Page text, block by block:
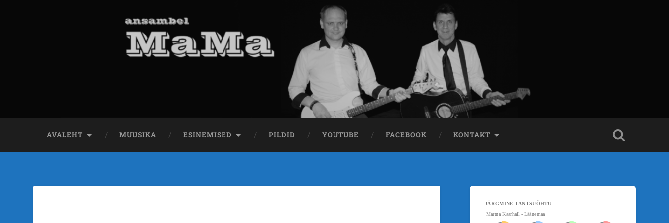
AVALEHT MUUSIKA ESINEMISED PILDID YOUTUBE FACEBOOK KONTAKT
JÄRGMINE TANTSUÕHTU
Martna Kaarhall - Läänemaa